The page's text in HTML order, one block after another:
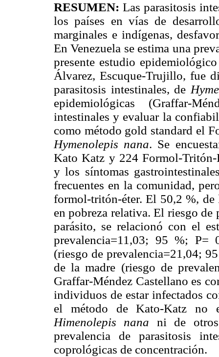
RESUMEN:Las parasitosis
los países en vías de
marginales e indígenas,
En Venezuela se estima una
presente estudio
Álvarez, Escuque-Trujillo, fue
parasitosis intestinales, de
epidemiológicas (Graffar-
intestinales y evaluar la
como método gold standard el
Hymenolepis nana. Se
Kato Katz y 224 Formol-Tritón-
y los síntomas
frecuentes en la comunidad,
formol-tritón-éter. El 50,2 %, de
en pobreza relativa. El riesgo
parásito, se relacionó con el
prevalencia=11,03; 95 %;
(riesgo de prevalencia=21,04;
de la madre (riesgo de
Graffar-Méndez Castellano es
individuos de estar infectados
el método de Kato-Katz no
Himenolepis nana ni de
prevalencia de parasitosis
coprológicas de concentración.